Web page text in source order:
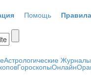
Помощь Правила
Астрологические Журналы
ГороскопыОнлайн